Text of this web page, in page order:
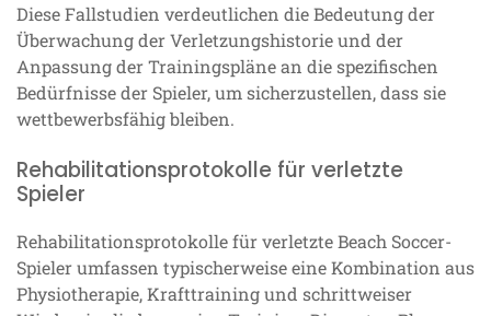
Diese Fallstudien verdeutlichen die Bedeutung der
Überwachung der Verletzungshistorie und der
Anpassung der Trainingspläne an die spezifischen
Bedürfnisse der Spieler, um sicherzustellen, dass sie
wettbewerbsfähig bleiben.
Rehabilitationsprotokolle für verletzte
Spieler
Rehabilitationsprotokolle für verletzte Beach Soccer-
Spieler umfassen typischerweise eine Kombination aus
Physiotherapie, Krafttraining und schrittweiser